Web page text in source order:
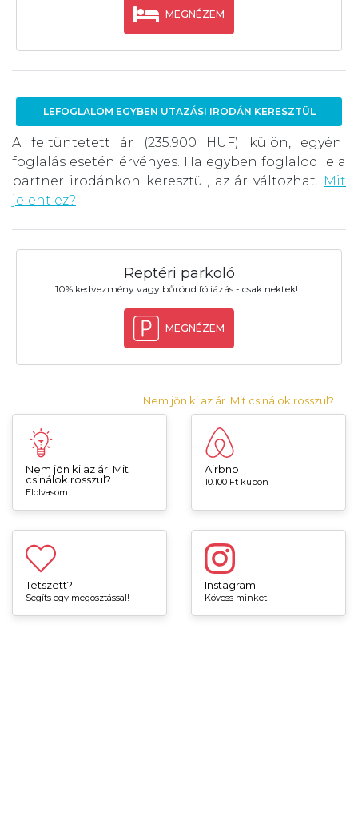
MEGNÉZEM
LEFOGLALOM EGYBEN UTAZÁSI IRODÁN KERESZTÜL
A feltüntetett ár (235.900 HUF) külön, egyéni
foglalás esetén érvényes. Ha egyben foglalod le a
partner irodánkon keresztül, az ár változhat. Mit
jelent ez?
Reptéri parkoló
10% kedvezmény vagy bőrönd fóliázás - csak nektek!
MEGNÉZEM
Nem jön ki az ár. Mit csinálok rosszul?
Nem jön ki az ár. Mit
csinálok rosszul?
Elolvasom
Airbnb
10.100 Ft kupon
Tetszett?
Segíts egy megosztással!
Instagram
Kövess minket!